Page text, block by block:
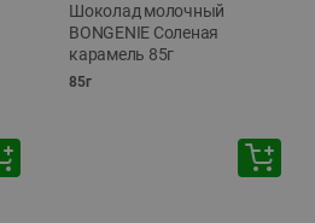
Шоколад молочный
BONGENIE Соленая
карамель 85г
85г